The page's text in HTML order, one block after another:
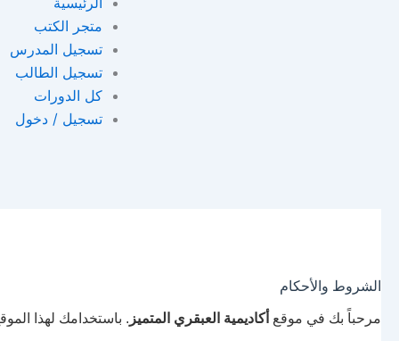
متجر الكتب
تسجيل المدرس
تسجيل الطالب
كل الدورات
تسجيل / دخول
الشروط والأحكام
مرحباً بك في موقع أكاديمية العبقري المتميز . باستخدامك لهذا